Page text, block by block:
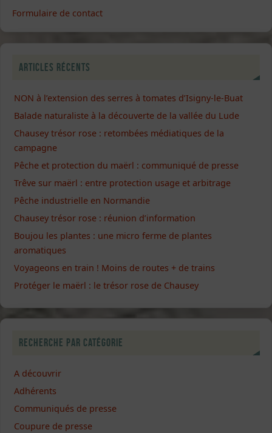
Formulaire de contact
Articles récents
NON à l’extension des serres à tomates d’Isigny-le-Buat
Balade naturaliste à la découverte de la vallée du Lude
Chausey trésor rose : retombées médiatiques de la
campagne
Pêche et protection du maërl : communiqué de presse
Trêve sur maërl : entre protection usage et arbitrage
Pêche industrielle en Normandie
Chausey trésor rose : réunion d’information
Boujou les plantes : une micro ferme de plantes
aromatiques
Voyageons en train ! Moins de routes + de trains
Protéger le maërl : le trésor rose de Chausey
Recherche par catégorie
A découvrir
Adhérents
Communiqués de presse
Coupure de presse